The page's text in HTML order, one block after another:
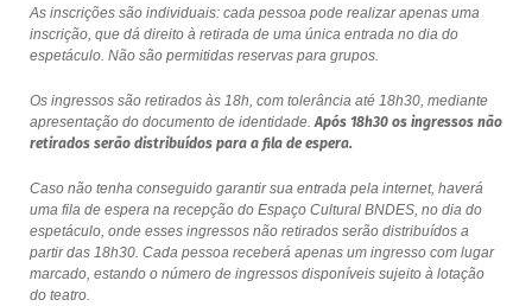
As inscrições são individuais: cada pessoa pode realizar apenas uma
inscrição, que dá direito à retirada de uma única entrada no dia do
espetáculo. Não são permitidas reservas para grupos.
Os ingressos são retirados às 18h, com tolerância até 18h30, mediante
apresentação do documento de identidade.Após 18h30 os ingressos não
retirados serão distribuídos para a fila de espera.
Caso não tenha conseguido garantir sua entrada pela internet, haverá
uma fila de espera na recepção do Espaço Cultural BNDES, no dia do
espetáculo, onde esses ingressos não retirados serão distribuídos a
partir das 18h30. Cada pessoa receberá apenas um ingresso com lugar
marcado, estando o número de ingressos disponíveis sujeito à lotação
do teatro.